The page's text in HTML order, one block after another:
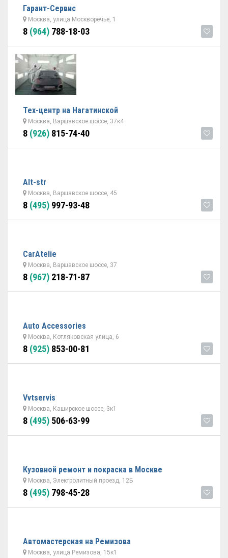
Гарант-Cервис
Москва, улица Москворечье, 1
8 (964) 788-18-03
Тех-центр на Нагатинской
Москва, Варшавское шоссе, 37к4
8 (926) 815-74-40
Alt-str
Москва, Варшавское шоссе, 45
8 (495) 997-93-48
CarAtelie
Москва, Варшавское шоссе, 37
8 (967) 218-71-87
Auto Accessories
Москва, Котляковская улица, 6
8 (925) 853-00-81
Vvtservis
Москва, Каширское шоссе, 3к1
8 (495) 506-63-99
Кузовной ремонт и покраска в Москве
Москва, Электролитный проезд, 12Б
8 (495) 798-45-28
Автомастерская на Ремизова
Москва, улица Ремизова, 15к1